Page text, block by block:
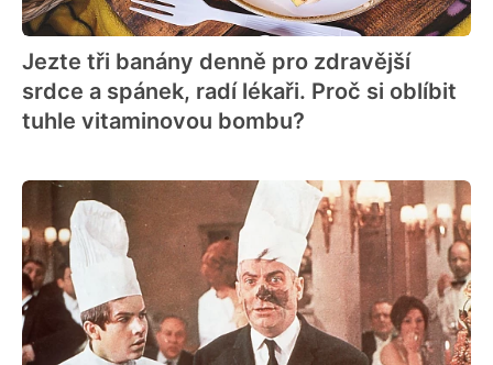
Jezte tři banány denně pro zdravější
srdce a spánek, radí lékaři. Proč si oblíbit
tuhle vitaminovou bombu?